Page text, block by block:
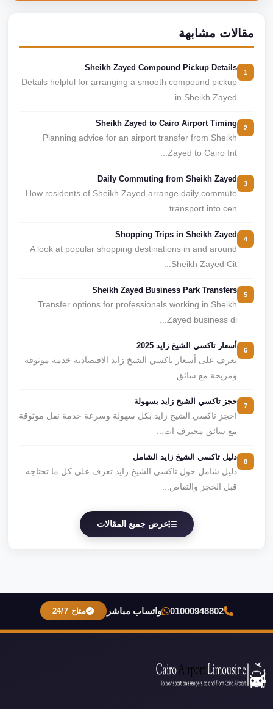
مقالات مشابهة
Sheikh Zayed Compound Pickup Details
Details helpful for arranging a smooth compound pickup
in Sheikh Zayed...
Sheikh Zayed to Cairo Airport Timing
Planning advice for an airport transfer from Sheikh
Zayed to Cairo Int...
Daily Commuting from Sheikh Zayed
How residents of Sheikh Zayed arrange daily commute
transport into cen...
Shopping Trips in Sheikh Zayed
A look at popular shopping destinations in and around
Sheikh Zayed Cit...
Sheikh Zayed Business Park Transfers
Transfer options for professionals working in Sheikh
Zayed business di...
أسعار تاكسي الشيخ زايد 2025
تعرف على أسعار تاكسي الشيخ زايد الاقتصادية خدمة موثوقة
ومريحة مع سائق...
حجز تاكسي الشيخ زايد بسهولة
احجز تاكسي الشيخ زايد بكل سهولة وسرعة خدمة نقل موثوقة
مع سائق محترف ات...
دليل تاكسي الشيخ زايد الشامل
دليل شامل حول تاكسي الشيخ زايد تعرف على كل ما تحتاجه
قبل الحجز والتفاص...
عرض جميع المقالات
01000948802 واتساب مباشر متاح 24/7